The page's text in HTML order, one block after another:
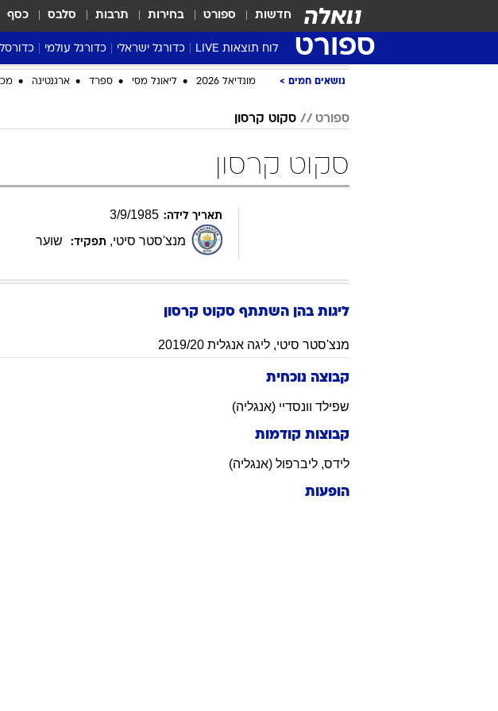
חדשות ספורט בחירות תרבות סלבס כסף
ספורט לוח תוצאות LIVE כדורגל ישראלי
ליגת העל Winner
ליגה לאומית
ליגה א'
כדורגל עולמי
ליגה אנגלית
דרום אמריקה
כדורסל
ליגת נושאים חמים מונדיאל 2026 ליאונל מסי ספרד ארגנטינה
ספורט סקוט קרסון
סקוט קרסון
תאריך לידה: 3/9/1985
מנצ'סטר סיטי, תפקיד: שוער
ליגות בהן השתתף סקוט קרסון
מנצ'סטר סיטי, ליגה אנגלית 2019/20
קבוצה נוכחית
שפילד וונסדיי (אנגליה)
קבוצות קודמות
לידס, ליברפול (אנגליה)
הופעות